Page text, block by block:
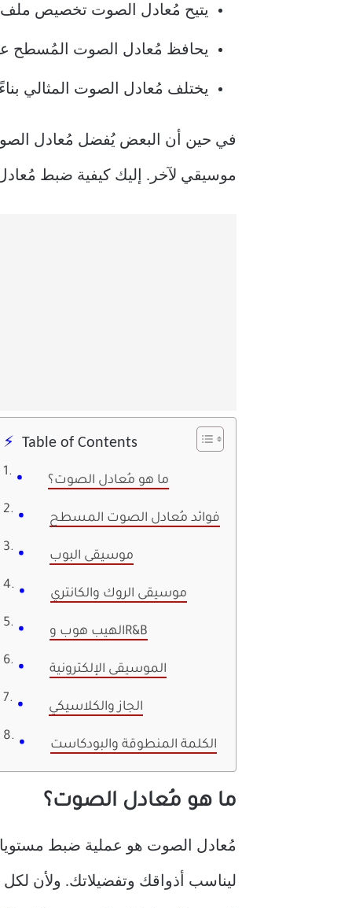
يتيح مُعادل الصوت تخصيص ملف
يحافظ مُعادل الصوت المُسطح
يختلف مُعادل الصوت المثالي
في حين أن البعض يُفضل مُعادل
موسيقي لآخر. إليك كيفية ضبط
Table of Contents
ما هو مُعادل الصوت؟
فوائد مُعادل الصوت المسطح
موسيقى البوب
موسيقى الروك والكانتري
الهيب هوب وR&B
الموسيقى الإلكترونية
الجاز والكلاسيكي
الكلمة المنطوقة والبودكاست
ما هو مُعادل الصوت؟
مُعادل الصوت هو عملية ضبط
ليناسب أذواقك وتفضيلاتك. ولأن